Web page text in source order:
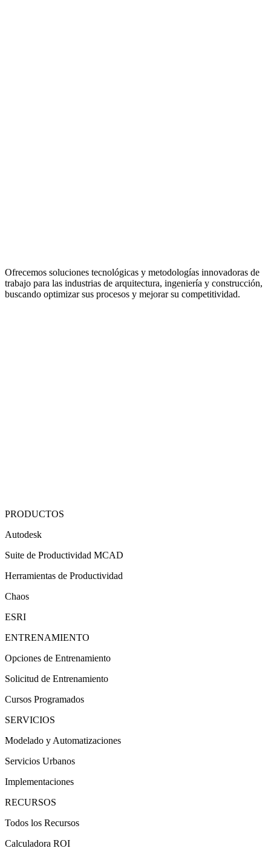
Ofrecemos soluciones tecnológicas y metodologías innovadoras de
trabajo para las industrias de arquitectura, ingeniería y construcción,
buscando optimizar sus procesos y mejorar su competitividad.
PRODUCTOS
Autodesk
Suite de Productividad MCAD
Herramientas de Productividad
Chaos
ESRI
ENTRENAMIENTO
Opciones de Entrenamiento
Solicitud de Entrenamiento
Cursos Programados
SERVICIOS
Modelado y Automatizaciones
Servicios Urbanos
Implementaciones
RECURSOS
Todos los Recursos
Calculadora ROI